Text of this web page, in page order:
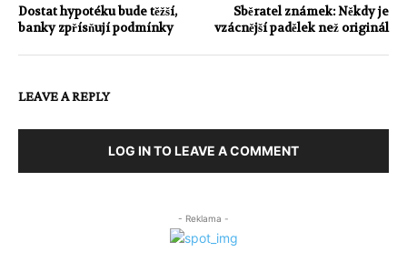
Dostat hypotéku bude těžší,
banky zpřísňují podmínky
Sběratel známek: Někdy je
vzácnější padělek než originál
LEAVE A REPLY
LOG IN TO LEAVE A COMMENT
- Reklama -